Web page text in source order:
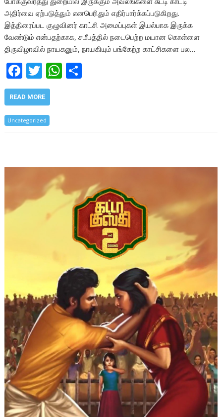
அதிர்வை ஏற்படுத்தும் எனபெரிதும் எதிர்பார்க்கப்படுகிறது.
இத்திரைப்பட குழுவினர் காட்சி அமைப்புகள் இயல்பாக இருக்க
வேண்டும் என்பதற்காக, சமீபத்தில் நடைபெற்ற மயான கொள்ளை
திருவிழாவில் நாயகனும், நாயகியும் பங்கேற்ற காட்சிகளை பல…
F
ac
e
b
o
k
T
w
itt
er
W
A
p
READ MORE
Uncategorized